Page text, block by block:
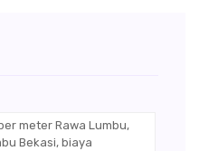
meter Rawa Lumbu,
Bekasi, biaya